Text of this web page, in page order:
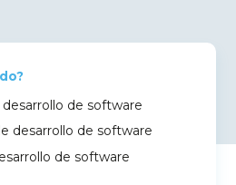
de software
desarrollo de software
de software